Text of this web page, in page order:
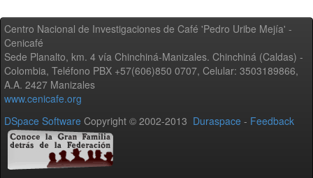
Centro Nacional de Investigaciones de Café 'Pedro Uribe Mejía' -
Cenicafé
Sede Planalto, km. 4 vía Chinchiná-Manizales. Chinchiná (Caldas) -
Colombia, Teléfono PBX +57(606)850 0707, Celular: 3503189866,
A.A. 2427 Manizales
www.cenicafe.org
DSpace Software Copyright © 2002-2013 Duraspace - Feedback